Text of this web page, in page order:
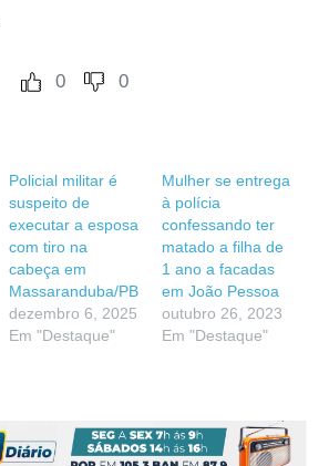
0 0
Policial militar é
suspeito de
executar a esposa
com tiro na
cabeça em
Massaranduba/PB
dezembro 6, 2025
Em "Destaque"
Mulher se entrega
à polícia
confessando ter
matado a filha de
1 ano a facadas
em João Pessoa
outubro 26, 2023
Em "Destaque"